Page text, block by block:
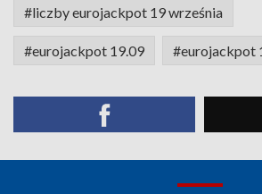
#liczby eurojackpot 19 września
#eurojackpot 19.09 #eurojackpot